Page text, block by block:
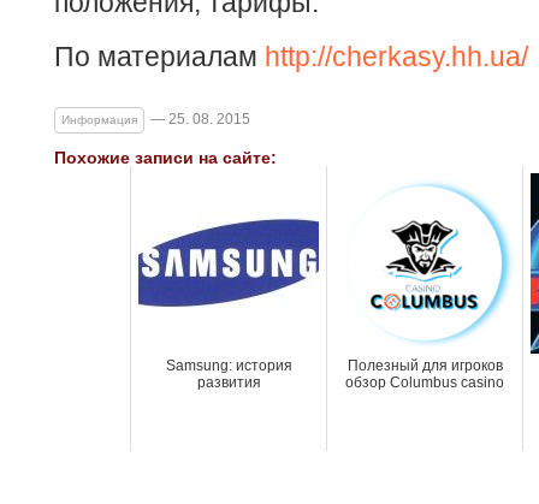
По материалам http://cherkasy.hh.ua/
Информация — 25. 08. 2015
Похожие записи на сайте:
Samsung: история
развития
Полезный для игроков
обзор Columbus casino